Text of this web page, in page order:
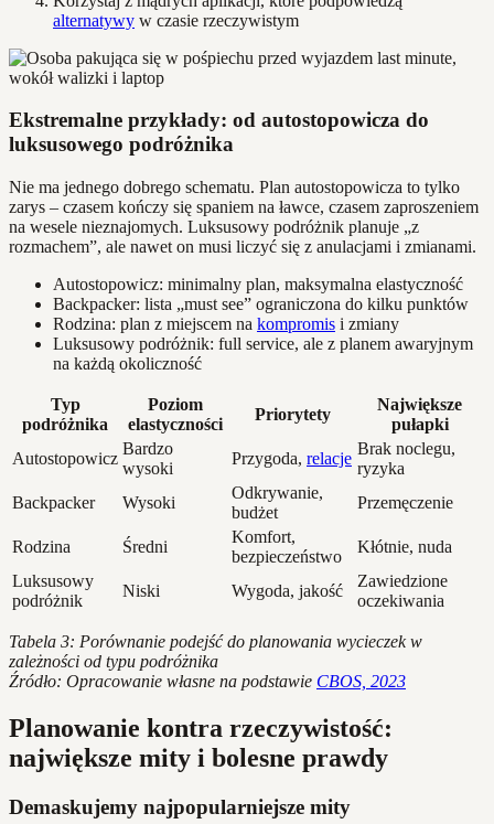
alternatywy w czasie rzeczywistym
Ekstremalne przykłady: od autostopowicza do
luksusowego podróżnika
Nie ma jednego dobrego schematu. Plan autostopowicza to tylko
zarys – czasem kończy się spaniem na ławce, czasem zaproszeniem
na wesele nieznajomych. Luksusowy podróżnik planuje „z
rozmachem”, ale nawet on musi liczyć się z anulacjami i zmianami.
Autostopowicz: minimalny plan, maksymalna elastyczność
Backpacker: lista „must see” ograniczona do kilku punktów
Rodzina: plan z miejscem na kompromis i zmiany
Luksusowy podróżnik: full service, ale z planem awaryjnym
na każdą okoliczność
Typ
podróżnika
Poziom
elastyczności
Priorytety
Największe
pułapki
Autostopowicz
Bardzo
wysoki
Przygoda, relacje
Brak noclegu,
ryzyka
Backpacker
Wysoki
Odkrywanie,
budżet
Przemęczenie
Rodzina Średni
Komfort,
bezpieczeństwo
Kłótnie, nuda
Luksusowy
podróżnik
Niski Wygoda, jakość
Zawiedzione
oczekiwania
Tabela 3: Porównanie podejść do planowania wycieczek w
zależności od typu podróżnika
Źródło: Opracowanie własne na podstawie CBOS, 2023
Planowanie kontra rzeczywistość:
największe mity i bolesne prawdy
Demaskujemy najpopularniejsze mity